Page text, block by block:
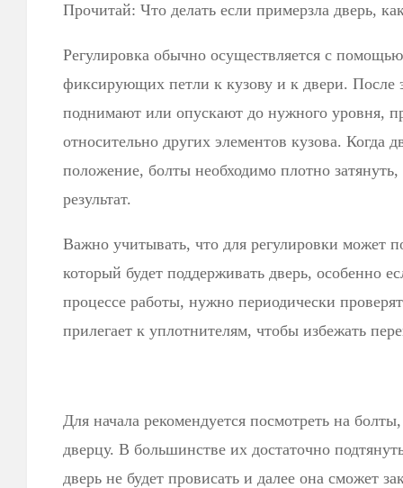
Прочитай: Что делать если примерзла дверь,
Регулировка обычно осуществляется с
фиксирующих петли к кузову и к двери. После
поднимают или опускают до нужного уровня,
относительно других элементов кузова. Когда
положение, болты необходимо плотно
результат.
Важно учитывать, что для регулировки может
который будет поддерживать дверь, особенно
процессе работы, нужно периодически
прилегает к уплотнителям, чтобы избежать
Для начала рекомендуется посмотреть на
дверцу. В большинстве их достаточно
дверь не будет провисать и далее она сможет